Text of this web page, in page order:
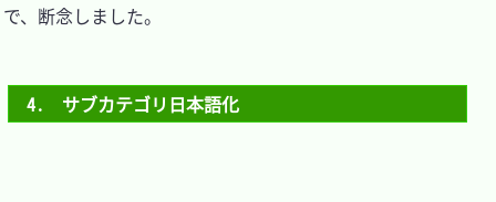
で、断念しました。
4.　サブカテゴリ日本語化